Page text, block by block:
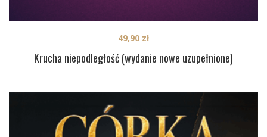
Krucha niepodległość (wydanie nowe uzupełnione)
49,90 zł